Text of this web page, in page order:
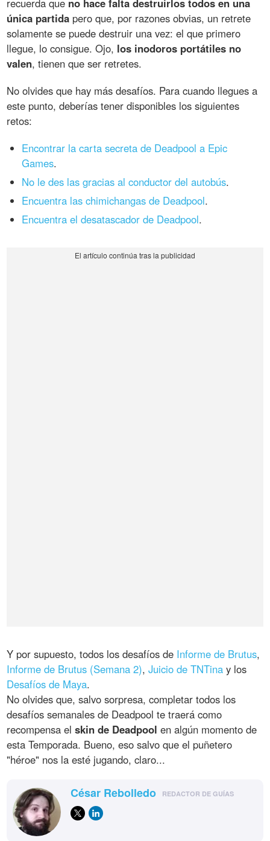
recuerda que no hace falta destruirlos todos en una
única partida pero que, por razones obvias, un retrete
solamente se puede destruir una vez: el que primero
llegue, lo consigue. Ojo, los inodoros portátiles no
valen, tienen que ser retretes.
No olvides que hay más desafíos. Para cuando llegues a
este punto, deberías tener disponibles los siguientes
retos:
Encontrar la carta secreta de Deadpool a Epic
Games.
No le des las gracias al conductor del autobús.
Encuentra las chimichangas de Deadpool.
Encuentra el desatascador de Deadpool.
Y por supuesto, todos los desafíos de Informe de Brutus,
Informe de Brutus (Semana 2),Juicio de TNTina y los
Desafíos de Maya.
No olvides que, salvo sorpresa, completar todos los
desafíos semanales de Deadpool te traerá como
recompensa elskin de Deadpool en algún momento de
esta Temporada. Bueno, eso salvo que el puñetero
"héroe" nos la esté jugando, claro...
César Rebolledo REDACTOR DE GUÍAS